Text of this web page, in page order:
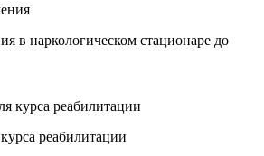
в наркологическом стационаре до
реабилитации